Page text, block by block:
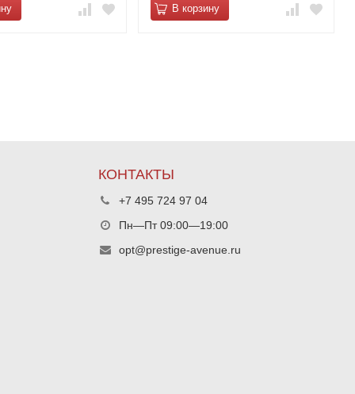
В корзину
КОНТАКТЫ
+7 495 724 97 04
Пн—Пт 09:00—19:00
opt@prestige-avenue.ru